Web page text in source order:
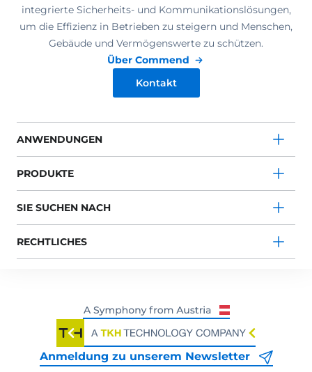
integrierte Sicherheits- und Kommunikationslösungen,
um die Effizienz in Betrieben zu steigern und Menschen,
Gebäude und Vermögenswerte zu schützen.
Über Commend
Kontakt
ANWENDUNGEN
PRODUKTE
SIE SUCHEN NACH
RECHTLICHES
Anmeldung zu unserem Newsletter